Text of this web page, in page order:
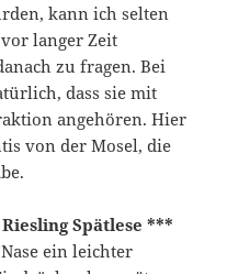
kann ich selten
langer Zeit
zu fragen. Bei
dass sie mit
angehören. Hier
von der Mosel, die
Riesling Spätlese ***
ein leichter